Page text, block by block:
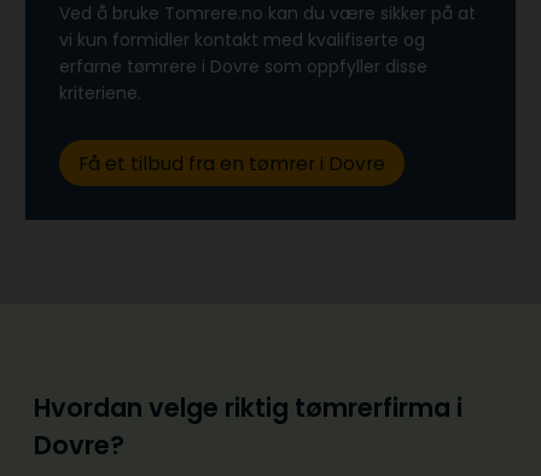
Ved å bruke Tomrere.no kan du være sikker på at
vi kun formidler kontakt med kvalifiserte og
erfarne tømrere i Dovre som oppfyller disse
kriteriene.
Få et tilbud fra en tømrer i Dovre
Hvordan velge riktig tømrerfirma i
Dovre?